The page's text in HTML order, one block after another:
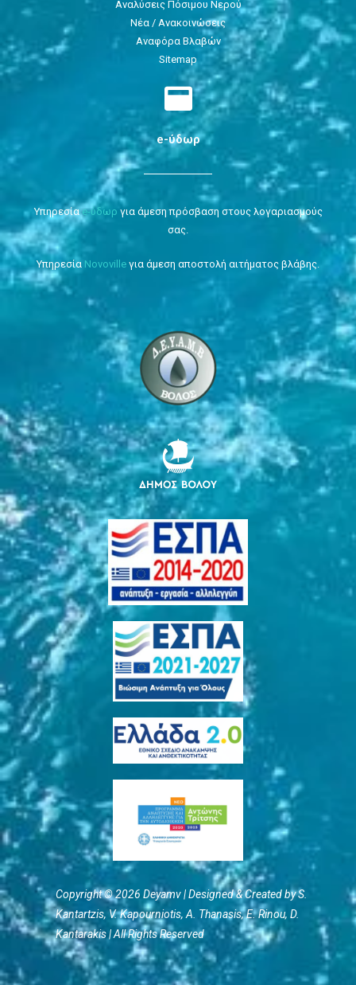
Αναλύσεις Πόσιμου Νερού
Νέα / Ανακοινώσεις
Αναφόρα Βλαβών
Sitemap
e-ύδωρ
Υπηρεσίαe-ύδωρ για άμεση πρόσβαση στους λογαριασμούς
σας.
Υπηρεσία Novoville για άμεση αποστολή αιτήματος βλάβης.
Copyright © 2026 Deyamv | Designed & Created by S.
Kantartzis, V. Kapourniotis, Α. Thanasis, E. Rinou, D.
Kantarakis | All Rights Reserved